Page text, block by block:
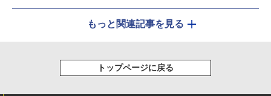
もっと関連記事を見る
トップページに戻る